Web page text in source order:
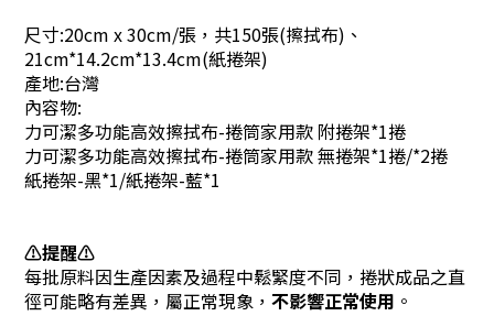
尺寸:20cm x 30cm/張，共150張(擦拭布)、
21cm*14.2cm*13.4cm(紙捲架)
產地:台灣
內容物:
力可潔多功能高效擦拭布-捲筒家用款 附捲架*1捲
力可潔多功能高效擦拭布-捲筒家用款 無捲架*1捲/*2捲
紙捲架-黑*1/紙捲架-藍*1
⚠️提醒⚠️
每批原料因生產因素及過程中鬆緊度不同，捲狀成品之直
徑可能略有差異，屬正常現象， 不影響正常使用 。